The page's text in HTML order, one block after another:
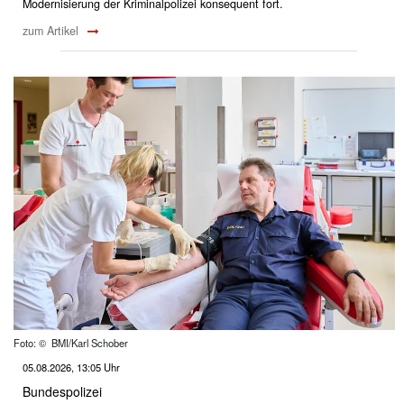
Modernisierung der Kriminalpolizei konsequent fort.
zum Artikel
Foto: © BMI/Karl Schober
05.08.2026, 13:05 Uhr
Bundespolizei